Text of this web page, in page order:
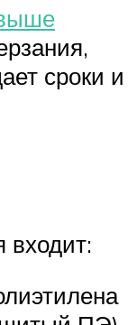
сроки и
входит: